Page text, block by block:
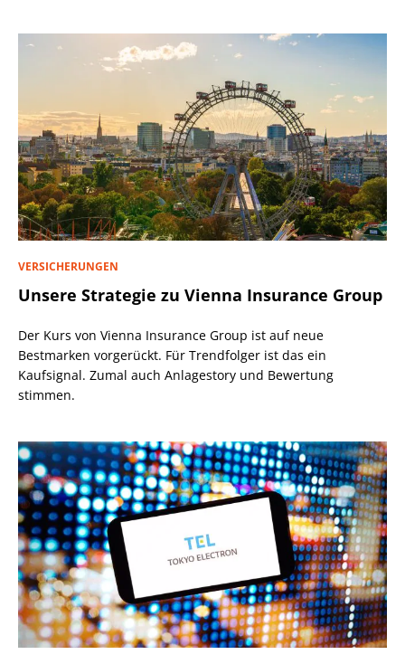
VERSICHERUNGEN
Unsere Strategie zu Vienna Insurance Group
Der Kurs von Vienna Insurance Group ist auf neue
Bestmarken vorgerückt. Für Trendfolger ist das ein
Kaufsignal. Zumal auch Anlagestory und Bewertung
stimmen.